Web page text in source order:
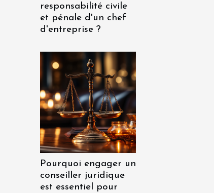
responsabilité civile
et pénale d'un chef
d'entreprise ?
Pourquoi engager un
conseiller juridique
est essentiel pour